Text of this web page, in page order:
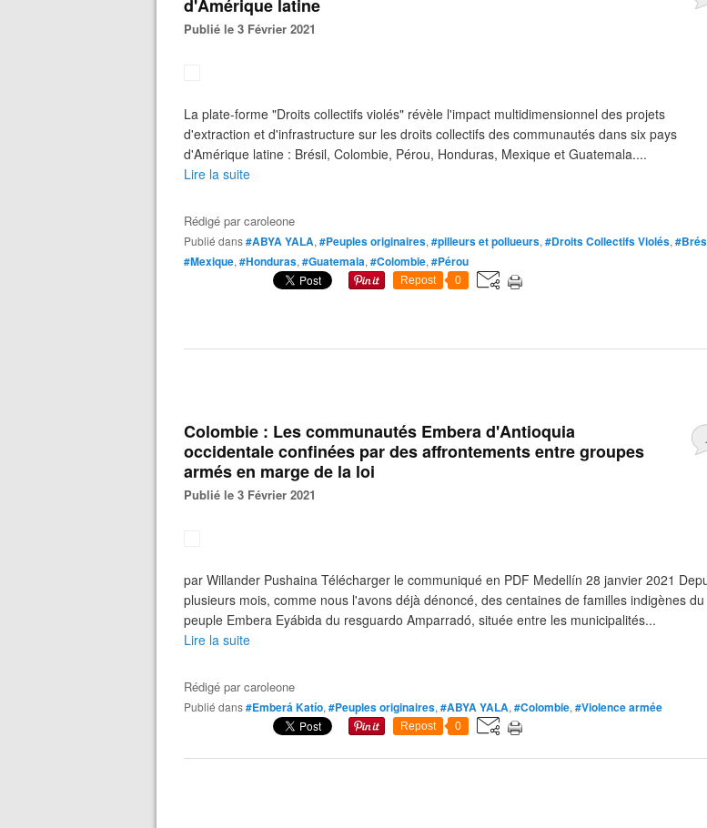
d'Amérique latine
Publié le 3 Février 2021
La plate-forme "Droits collectifs violés" révèle l'impact multidimensionnel des projets
d'extraction et d'infrastructure sur les droits collectifs des communautés dans six pays
d'Amérique latine : Brésil, Colombie, Pérou, Honduras, Mexique et Guatemala....
Lire la suite
Rédigé parcaroleone
Publié dans#ABYA YALA, #Peuples originaires, #pilleurs et pollueurs, #Droits Collectifs Violés,
#Mexique, #Honduras, #Guatemala, #Colombie, #Pérou
Repost 0
Colombie : Les communautés Embera d'Antioquia
occidentale confinées par des affrontements entre groupes
armés en marge de la loi
Publié le 3 Février 2021
par Willander Pushaina Télécharger le communiqué en PDF Medellín 28 janvier 2021
plusieurs mois, comme nous l'avons déjà dénoncé, des centaines de familles indigènes du
peuple Embera Eyábida du resguardo Amparradó, située entre les municipalités...
Lire la suite
Rédigé parcaroleone
Publié dans#Emberá Katío, #Peuples originaires, #ABYA YALA, #Colombie, #Violence armée
Repost 0